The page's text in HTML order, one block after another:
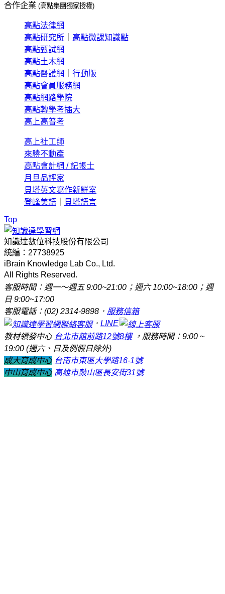
合作企業 (高點集團獨家授權)
高點法律網
高點研究所
高點微課知識點
高點甄試網
高點土木網
高點醫護網
行動版
高點會員服務網
高點網路學院
高點轉學考插大
高上高普考
高上社工師
來勝不動產
高點會計網 / 記帳士
月旦品評家
貝塔英文寫作新鮮室
登峰美語
貝塔語言
Top
知識達數位科技股份有限公司
統編：27738925
iBrain Knowledge Lab Co., Ltd.
All Rights Reserved.
客服時間：週一～週五 9:00~21:00；週六 10:00~18:00；週
日 9:00~17:00
客服電話：(02) 2314-9898． 服務信箱
． LINE
教材領發中心 台北市館前路12號8樓，服務時間：9:00 ~
19:00 (週六、日及例假日除外)
成大育成中心 台南市東區大學路16-1號
中山育成中心 高雄市鼓山區長安街31號